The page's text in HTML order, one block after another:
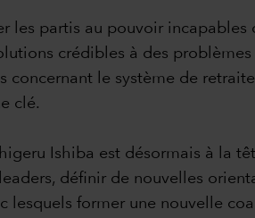
les partis au pouvoir
crédibles à des problèmes
concernant le système de
clé.
Ishiba est désormais à la
définir de nouvelles
lesquels former une nouvelle